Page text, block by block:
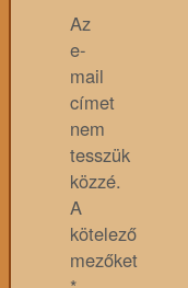
Az
e-
mail
címet
nem
tesszük
közzé.
A
kötelező
mezőket